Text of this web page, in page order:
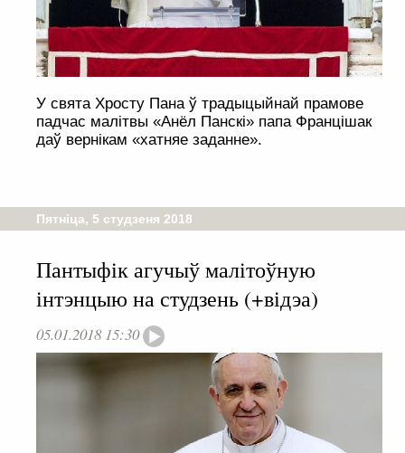
У свята Хросту Пана ў традыцыйнай прамове
падчас малітвы «Анёл Панскі» папа Францішак
даў вернікам «хатняе заданне».
Пятніца, 5 студзеня 2018
Пантыфік агучыў малітоўную
інтэнцыю на студзень (+відэа)
05.01.2018 15:30